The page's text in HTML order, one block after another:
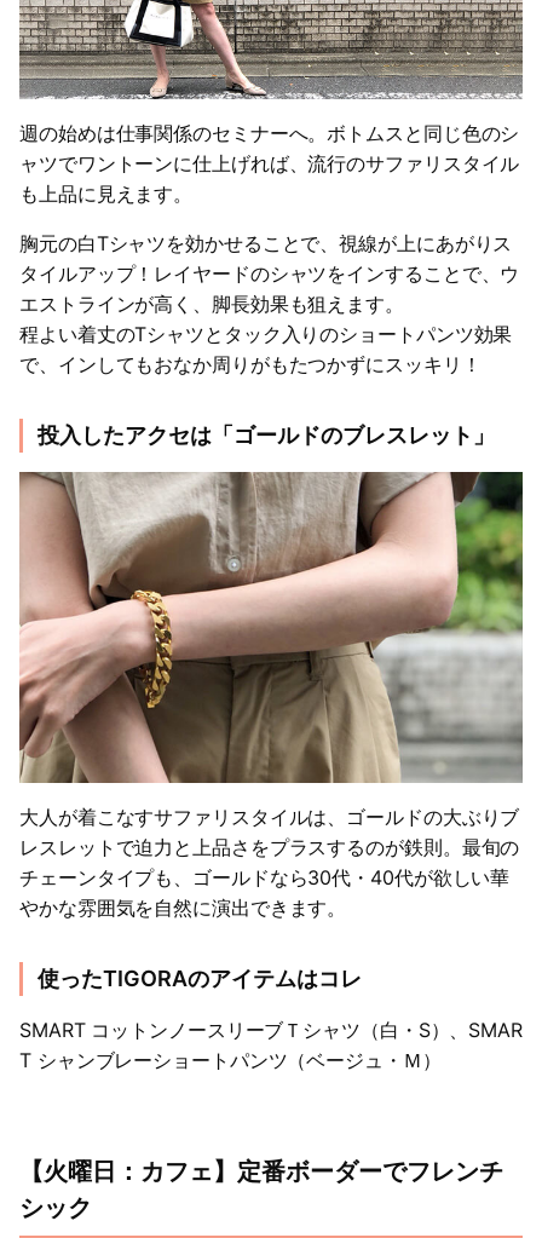
週の始めは仕事関係のセミナーへ。ボトムスと同じ色のシ
ャツでワントーンに仕上げれば、流行のサファリスタイル
も上品に見えます。
胸元の白Tシャツを効かせることで、視線が上にあがりス
タイルアップ！レイヤードのシャツをインすることで、ウ
エストラインが高く、脚長効果も狙えます。
程よい着丈のTシャツとタック入りのショートパンツ効果
で、インしてもおなか周りがもたつかずにスッキリ！
投入したアクセは「ゴールドのブレスレット」
大人が着こなすサファリスタイルは、ゴールドの大ぶりブ
レスレットで迫力と上品さをプラスするのが鉄則。最旬の
チェーンタイプも、ゴールドなら30代・40代が欲しい華
やかな雰囲気を自然に演出できます。
使ったTIGORAのアイテムはコレ
SMART コットンノースリーブＴシャツ（白・S）、SMAR
T シャンブレーショートパンツ（ベージュ・Ｍ）
【火曜日：カフェ】定番ボーダーでフレンチ
シック